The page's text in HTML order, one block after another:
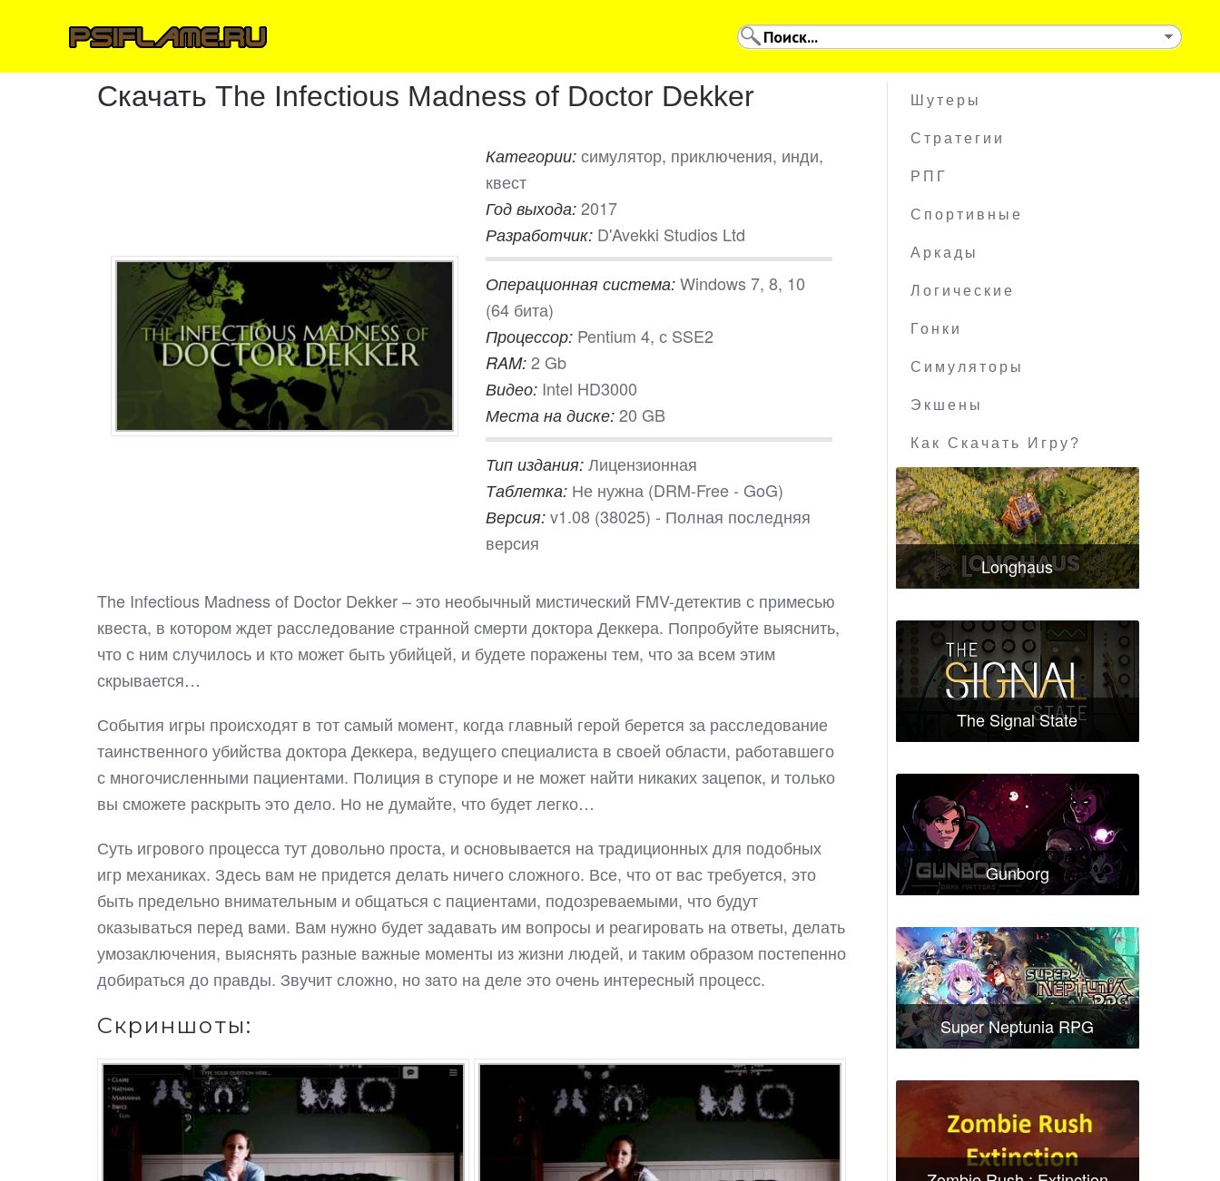
Скачать The Infectious Madness of Doctor Dekker
Категории: симулятор, приключения, инди,
квест
Год выхода: 2017
Разработчик: D'Avekki Studios Ltd
Операционная система: Windows 7, 8, 10
(64 бита)
Процессор: Pentium 4, с SSE2
RAM: 2 Gb
Видео: Intel HD3000
Места на диске: 20 GB
Тип издания: Лицензионная
Таблетка: Не нужна (DRM-Free - GoG)
Версия: v1.08 (38025) - Полная последняя
версия
The Infectious Madness of Doctor Dekker – это необычный мистический FMV-детектив с примесью
квеста, в котором ждет расследование странной смерти доктора Деккера. Попробуйте выяснить,
что с ним случилось и кто может быть убийцей, и будете поражены тем, что за всем этим
скрывается…
События игры происходят в тот самый момент, когда главный герой берется за расследование
таинственного убийства доктора Деккера, ведущего специалиста в своей области, работавшего
с многочисленными пациентами. Полиция в ступоре и не может найти никаких зацепок, и только
вы сможете раскрыть это дело. Но не думайте, что будет легко…
Суть игрового процесса тут довольно проста, и основывается на традиционных для подобных
игр механиках. Здесь вам не придется делать ничего сложного. Все, что от вас требуется, это
быть предельно внимательным и общаться с пациентами, подозреваемыми, что будут
оказываться перед вами. Вам нужно будет задавать им вопросы и реагировать на ответы, делать
умозаключения, выяснять разные важные моменты из жизни людей, и таким образом постепенно
добираться до правды. Звучит сложно, но зато на деле это очень интересный процесс.
Скриншоты:
Шутеры
Стратегии
РПГ
Спортивные
Аркады
Логические
Гонки
Симуляторы
Экшены
Как Скачать Игру?
Longhaus
The Signal State
Gunborg
Super Neptunia RPG